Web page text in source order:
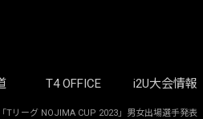
T4 OFFICE i2U大会情報
リーグ NOJIMA CUP 2023」男女出場選手発表